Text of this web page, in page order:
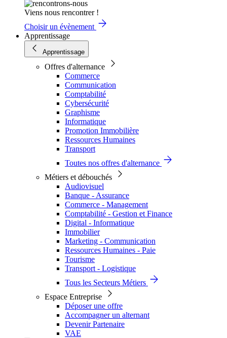
Viens nous rencontrer !
Choisir un évènement
Apprentissage
Apprentissage
Offres d'alternance
Commerce
Communication
Comptabilité
Cybersécurité
Graphisme
Informatique
Promotion Immobilière
Ressources Humaines
Transport
Toutes nos offres d'alternance
Métiers et débouchés
Audiovisuel
Banque - Assurance
Commerce - Management
Comptabilité - Gestion et Finance
Digital - Informatique
Immobilier
Marketing - Communication
Ressources Humaines - Paie
Tourisme
Transport - Logistique
Tous les Secteurs Métiers
Espace Entreprise
Déposer une offre
Accompagner un alternant
Devenir Partenaire
VAE